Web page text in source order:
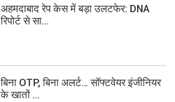
अहमदाबाद रेप केस में बड़ा उलटफेर: DNA
रिपोर्ट से सा...
बिना OTP, बिना अलर्ट… सॉफ्टवेयर इंजीनियर
के खातों ...